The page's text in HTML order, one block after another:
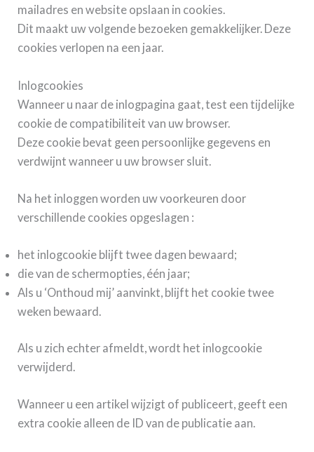
mailadres en website opslaan in cookies.
Dit maakt uw volgende bezoeken gemakkelijker. Deze
cookies verlopen na een jaar.
Inlogcookies
Wanneer u naar de inlogpagina gaat, test een tijdelijke
cookie de compatibiliteit van uw browser.
Deze cookie bevat geen persoonlijke gegevens en
verdwijnt wanneer u uw browser sluit.
Na het inloggen worden uw voorkeuren door
verschillende cookies opgeslagen :
het inlogcookie blijft twee dagen bewaard;
die van de schermopties, één jaar;
Als u ‘Onthoud mij’ aanvinkt, blijft het cookie twee
weken bewaard.
Als u zich echter afmeldt, wordt het inlogcookie
verwijderd.
Wanneer u een artikel wijzigt of publiceert, geeft een
extra cookie alleen de ID van de publicatie aan.